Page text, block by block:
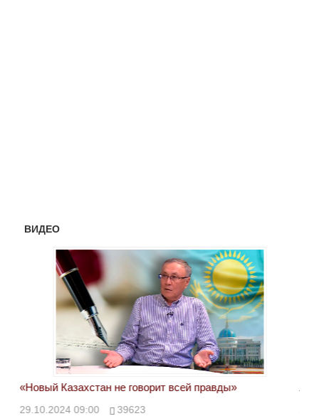
ВИДЕО
«Новый Казахстан не говорит всей правды»
29.10.2024 09:00 39623